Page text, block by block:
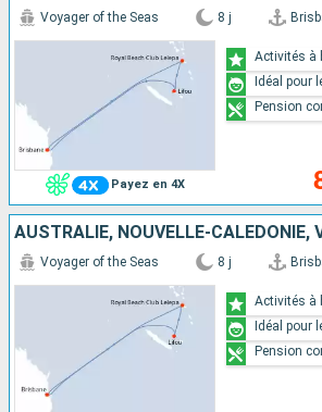
Payez en 4X
Voyager of the Seas 8 j
Activités à
Idéal pour
Pension
Voyager of the Seas 8 j
Activités à
Idéal pour
Pension